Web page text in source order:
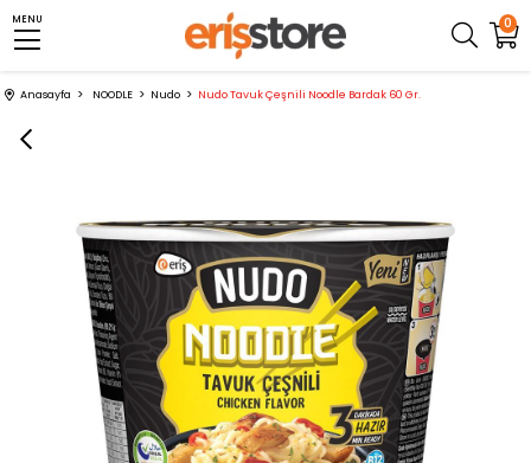
0
MENU
Anasayfa NOODLE Nudo Nudo Tavuk Çeşnili Noodle Bardak 60 Gr.